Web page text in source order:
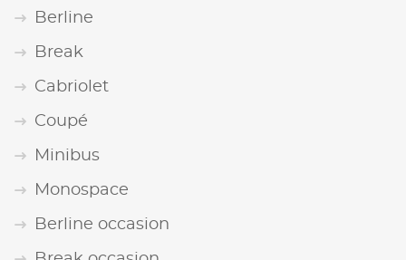
Berline
Break
Cabriolet
Coupé
Minibus
Monospace
Berline occasion